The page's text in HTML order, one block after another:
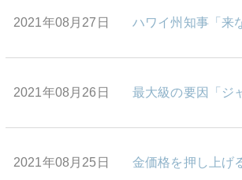
2021年08月27日 ハワイ州知事「来
2021年08月26日 最大級の要因「ジ
2021年08月25日 金価格を押し上げ